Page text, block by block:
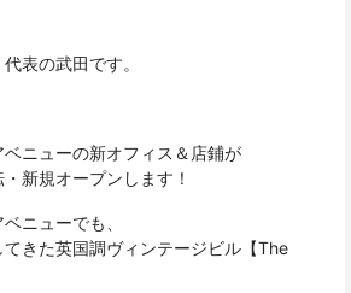
表の武田です。
ニューの新オフィス＆店鋪が
新規オープンします！
ニューでも、
きた英国調ヴィンテージビル【The